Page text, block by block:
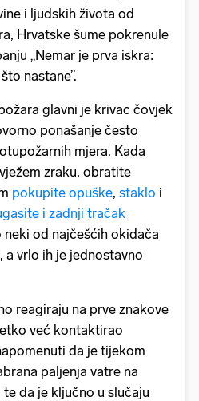
i ljudskih života od
Hrvatske šume pokrenule
„Nemar je prva iskra:
nastane”.
glavni je krivac čovjek
ponašanje često
mjera. Kada
zraku, obratite
pokupite opuške, staklo i
i zadnji tračak
neki od najčešćih okidača
a vrlo ih je jednostavno
reagiraju na prve znakove
već kontaktirao
da je tijekom
paljenja vatre na
da je ključno u slučaju